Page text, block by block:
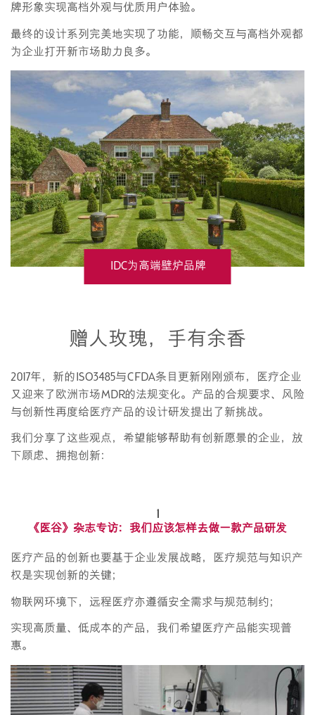
牌形象实现高档外观与优质用户体验。
最终的设计系列完美地实现了功能，顺畅交互与高档外观都
为企业打开新市场助力良多。
IDC为高端壁炉品牌
外烧烤取暖产品系列
赠人玫瑰，手有余香
2017年，新的ISO3485与CFDA条目更新刚刚颁布，医疗企业
又迎来了欧洲市场MDR的法规变化。产品的合规要求、风险
与创新性再度给医疗产品的设计研发提出了新挑战。
我们分享了这些观点，希望能够帮助有创新愿景的企业，放
下顾虑、拥抱创新：
1
《医谷》杂志专访：我们应该怎样去做一款产品研发
医疗产品的创新也要基于企业发展战略，医疗规范与知识产
权是实现创新的关键；
物联网环境下，远程医疗亦遵循安全需求与规范制约；
实现高质量、低成本的产品，我们希望医疗产品能实现普
惠。